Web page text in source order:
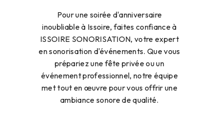
Pour une soirée d'anniversaire
inoubliable à Issoire, faites confiance à
ISSOIRE SONORISATION, votre expert
en sonorisation d'événements. Que vous
prépariez une fête privée ou un
événement professionnel, notre équipe
met tout en œuvre pour vous offrir une
ambiance sonore de qualité.